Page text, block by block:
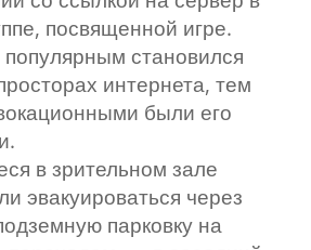
посвященной игре.
становился
интернета, тем
были его
в зрительном зале
эвакуироваться через
парковку на